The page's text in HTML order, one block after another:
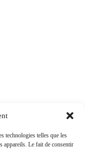
technologies telles que les
appareils. Le fait de consentir